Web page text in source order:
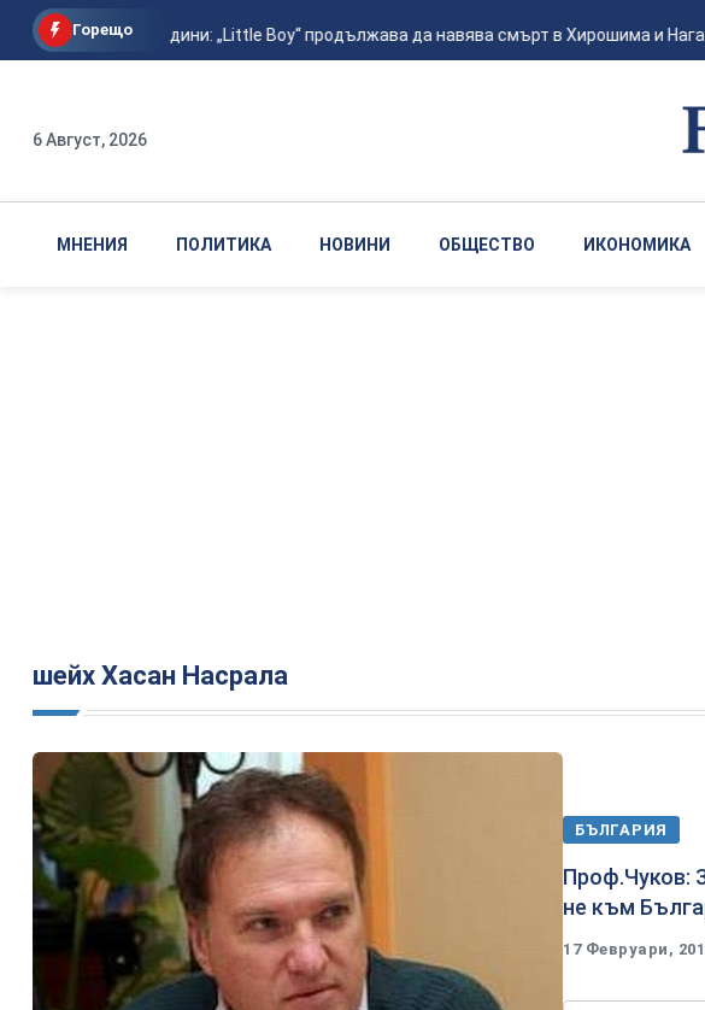
Горещо
След 81 години: „Little Boy“ продължава да навява смърт в Хирошима и
6 Август, 2026
МНЕНИЯ ПОЛИТИКА НОВИНИ ОБЩЕСТВО ИКОНОМИКА
шейх Хасан Насрала
БЪЛГАРИЯ
Проф.Чуков:
не към
17 Февруари,